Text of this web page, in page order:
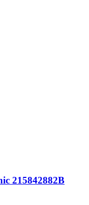
215842882B